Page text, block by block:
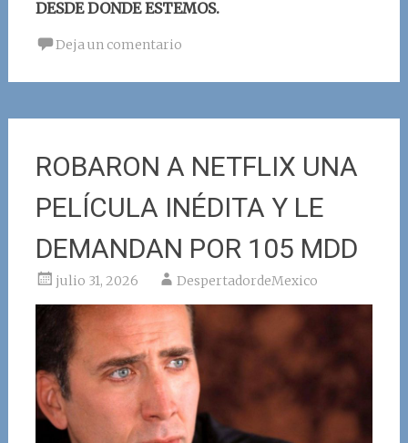
DESDE DONDE ESTEMOS.
Deja un comentario
ROBARON A NETFLIX UNA
PELÍCULA INÉDITA Y LE
DEMANDAN POR 105 MDD
julio 31, 2026 DespertadordeMexico